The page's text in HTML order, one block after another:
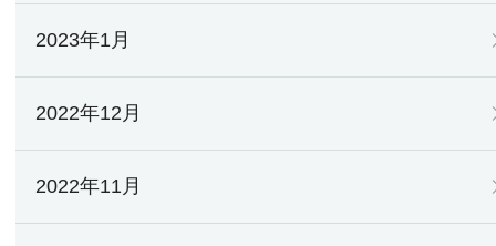
2023年1月
2022年12月
2022年11月